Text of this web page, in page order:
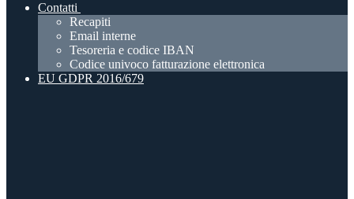
Contatti
Recapiti
Email interne
Tesoreria e codice IBAN
Codice univoco fatturazione elettronica
EU GDPR 2016/679